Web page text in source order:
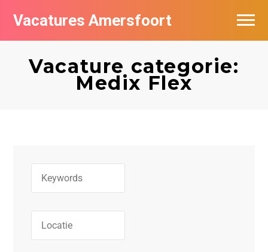
Vacatures Amersfoort
Vacature categorie:
Medix Flex
Vacatures per bedrijf
De populairste vacatures in Amersfoort